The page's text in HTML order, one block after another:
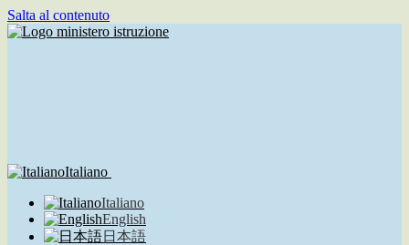
Salta al contenuto
Italiano
Italiano
English
日本語